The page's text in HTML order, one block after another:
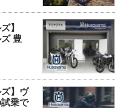
】
豊
】ヴ
乗で